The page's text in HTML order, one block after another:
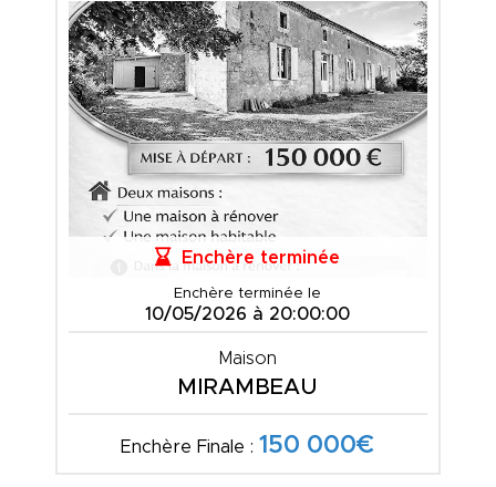
Enchère terminée
Enchère terminée le
10/05/2026 à 20:00:00
Maison
MIRAMBEAU
Enchère Finale : 150 000€